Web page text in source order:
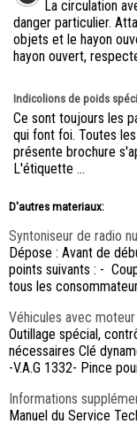
La circulation
danger particulier.
objets et le hayon
hayon ouvert,
Indicolions de poids
Ce sont toujours les
qui font foi. Toutes
présente brochure
L'étiquette ...
D'autres materiaux:
Syntoniseur de radio
Dépose : Avant de
points suivants : -
tous les
Véhicules avec
Outillage spécial,
nécessaires Clé
-V.A.G 1332- Pince
Informations
Manuel du Service